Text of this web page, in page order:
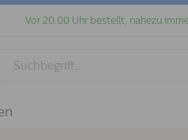
Vor 20.00 Uhr bestellt, nahezu